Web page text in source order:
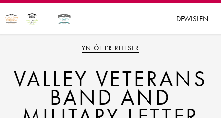
DEWISLEN
YN ÔL I’R RHESTR
VALLEY VETERANS
BAND AND